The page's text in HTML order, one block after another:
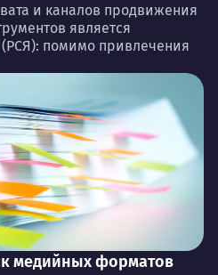
и каналов продвижения
является
помимо привлечения
медийных форматов